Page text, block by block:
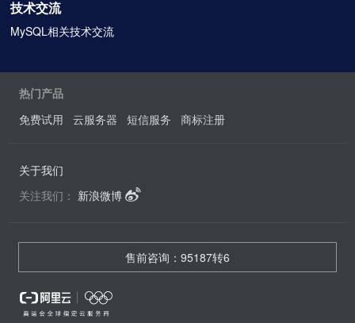
技术交流
MySQL相关技术交流
热门产品
免费试用
云服务器 短信服务 商标注册
关于我们
关注我们： 新浪微博
售前咨询：95187转6